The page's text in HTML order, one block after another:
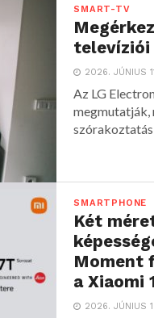
SMART-TV
televíziói
2026. JÚNIUS
Az LG
megmutatják,
SMARTPHONE
Két
Moment
a Xiaomi
2026. JÚNIUS